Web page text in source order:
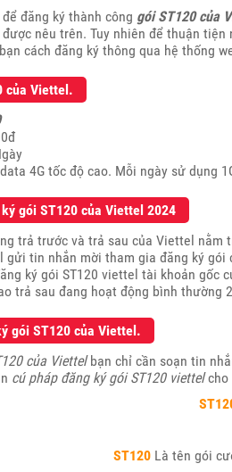
đăng ký thành công gói ST120 của
nêu trên. Tuy nhiên để thuận tiện
cách đăng ký thông qua hệ thống
của Viettel.
4G tốc độ cao. Mỗi ngày sử dụng
gói ST120 của Viettel 2024
trả trước và trả sau của Viettel nằm
gửi tin nhắn mời tham gia đăng ký gói
ký gói ST120 viettel tài khoản gốc
trả sau đang hoạt động bình thường
gói ST120 của Viettel.
của Viettelbạn chỉ cần soạn tin
cú pháp đăng ký gói ST120 viettelcho
ST120 Là tên gói